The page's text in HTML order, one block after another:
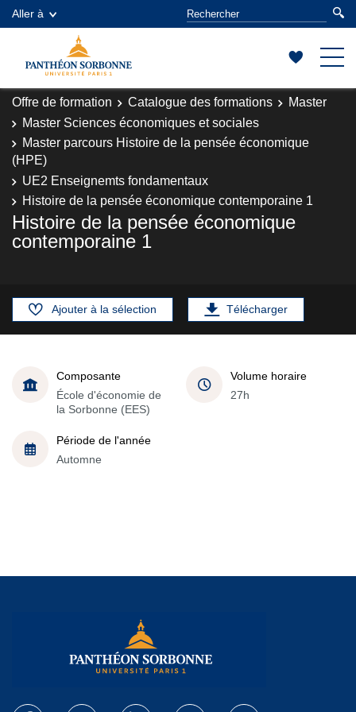
Aller à
Offre de formation Catalogue des formations
Master
Master Sciences économiques et sociales
Master parcours Histoire de la pensée économique
(HPE)
UE2 Enseignemts fondamentaux
Histoire de la pensée économique contemporaine 1
Histoire de la pensée économique
contemporaine 1
Ajouter à la sélection Télécharger
Composante
École d'économie de
la Sorbonne (EES)
Volume horaire
27h
Période de l'année
Automne